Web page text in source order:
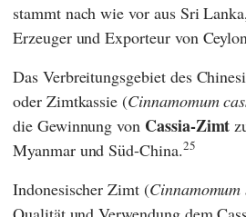
stammt nach wie vor aus Sri
Erzeuger und Exporteur von
Das Verbreitungsgebiet des
oder Zimtkassie (Cinnamomum
die Gewinnung von Cassia-Zimt
Myanmar und Süd-China.25
Indonesischer Zimt (